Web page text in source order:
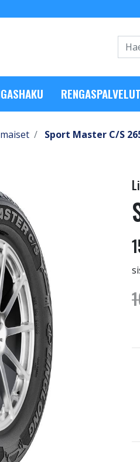
RENGASPALVELUT
Sport Master C/S